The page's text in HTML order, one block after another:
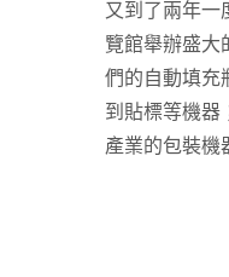
又到了兩年一
覽館舉辦盛大
們的自動填充
到貼標等機器
產業的包裝機